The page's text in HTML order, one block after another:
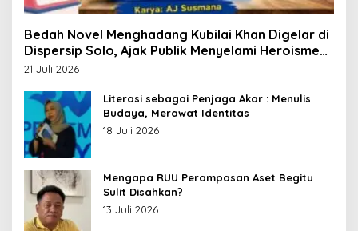
Bedah Novel Menghadang Kubilai Khan Digelar di
Dispersip Solo, Ajak Publik Menyelami Heroisme
Leluhur Nusantara
21 Juli 2026
Literasi sebagai Penjaga Akar : Menulis
Budaya, Merawat Identitas
18 Juli 2026
Mengapa RUU Perampasan Aset Begitu
Sulit Disahkan?
13 Juli 2026